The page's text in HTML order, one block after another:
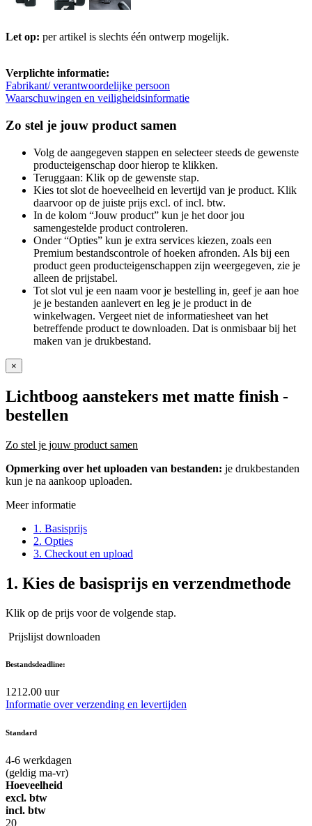
Let op: per artikel is slechts één ontwerp mogelijk.
Verplichte informatie:
Fabrikant/ verantwoordelijke persoon
Waarschuwingen en veiligheidsinformatie
Zo stel je jouw product samen
Volg de aangegeven stappen en selecteer steeds de gewenste
producteigenschap door hierop te klikken.
Teruggaan: Klik op de gewenste stap.
Kies tot slot de hoeveelheid en levertijd van je product. Klik
daarvoor op de juiste prijs excl. of incl. btw.
In de kolom “Jouw product” kun je het door jou
samengestelde product controleren.
Onder “Opties” kun je extra services kiezen, zoals een
Premium bestandscontrole of hoeken afronden. Als bij een
product geen producteigenschappen zijn weergegeven, zie je
alleen de prijstabel.
Tot slot vul je een naam voor je bestelling in, geef je aan hoe
je je bestanden aanlevert en leg je je product in de
winkelwagen. Vergeet niet de informatiesheet van het
betreffende product te downloaden. Dat is onmisbaar bij het
maken van je drukbestand.
×
Lichtboog aanstekers met matte finish -
bestellen
Zo stel je jouw product samen
Opmerking over het uploaden van bestanden: je drukbestanden
kun je na aankoop uploaden.
Meer informatie
1. Basisprijs
2. Opties
3. Checkout en upload
1. Kies de basisprijs en verzendmethode
Klik op de prijs voor de volgende stap.
Prijslijst downloaden
Bestandsdeadline:
1212.00 uur
Informatie over verzending en levertijden
Standard
4-6 werkdagen
(geldig ma-vr)
Hoeveelheid
excl. btw
incl. btw
20